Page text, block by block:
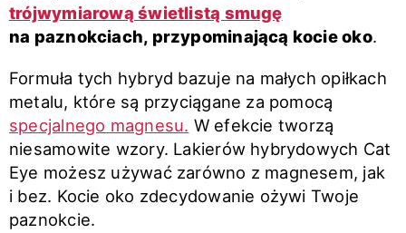
trójwymiarową świetlistą smugę
na paznokciach, przypominającą kocie oko.
Formuła tych hybryd bazuje na małych opiłkach
metalu, które są przyciągane za pomocą
specjalnego magnesu. W efekcie tworzą
niesamowite wzory. Lakierów hybrydowych Cat
Eye możesz używać zarówno z magnesem, jak
i bez. Kocie oko zdecydowanie ożywi Twoje
paznokcie.